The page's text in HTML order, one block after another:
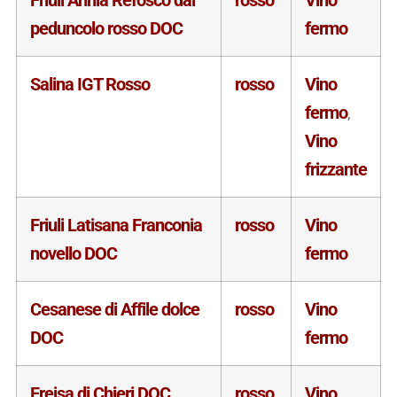
peduncolo rosso DOC
fermo
Salina IGT Rosso rosso
Vino
fermo,
Vino
frizzante
Friuli Latisana Franconia
novello DOC
rosso
Vino
fermo
Cesanese di Affile dolce
DOC
rosso
Vino
fermo